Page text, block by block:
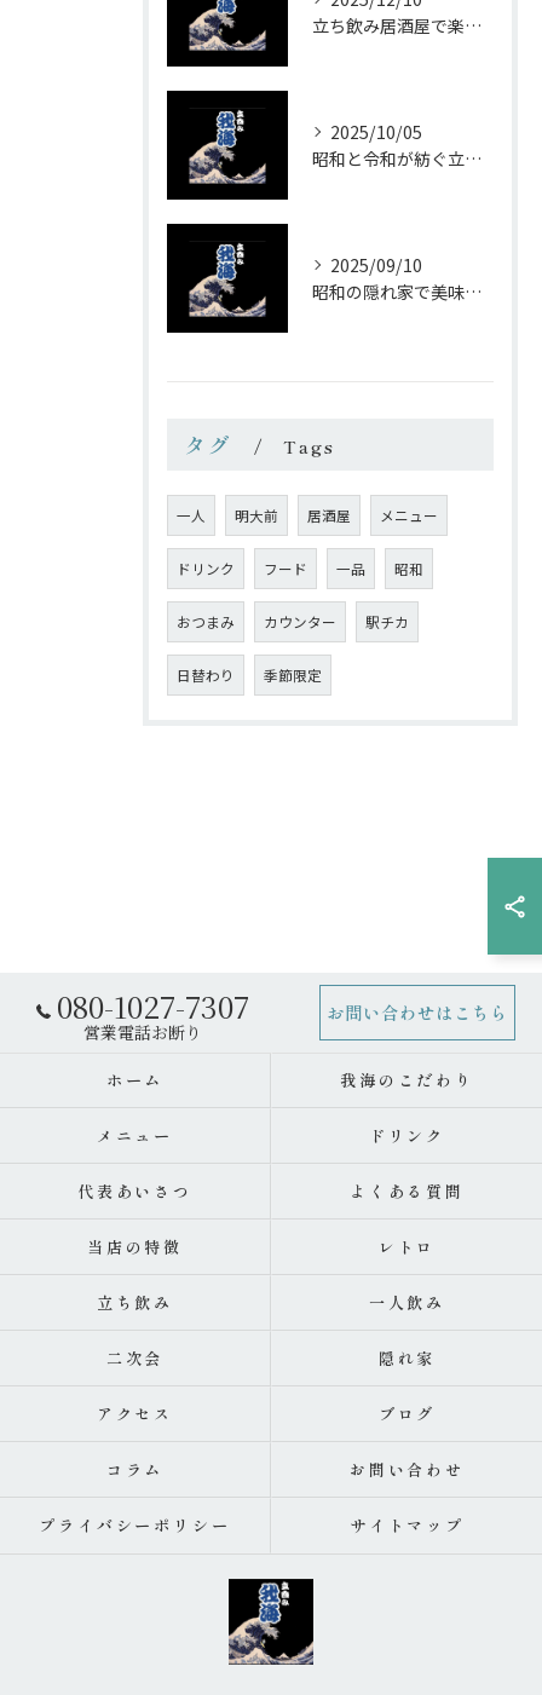
立ち飲み居酒屋で楽しむ昭和の懐かし空間と多彩なお酒
2025/10/05
昭和と令和が紡ぐ立ち飲みの味わい
2025/09/10
昭和の隠れ家で美味しい一杯を
タグ Tags
一人 明大前 居酒屋 メニュー
ドリンク フード 一品 昭和
おつまみ カウンター 駅チカ
日替わり 季節限定
080-1027-7307 お問い合わせはこちら
ホーム 我海のこだわり
メニュー ドリンク
代表あいさつ よくある質問
当店の特徴 レトロ
立ち飲み 一人飲み
二次会 隠れ家
アクセス ブログ
コラム お問い合わせ
プライバシーポリシー サイトマップ